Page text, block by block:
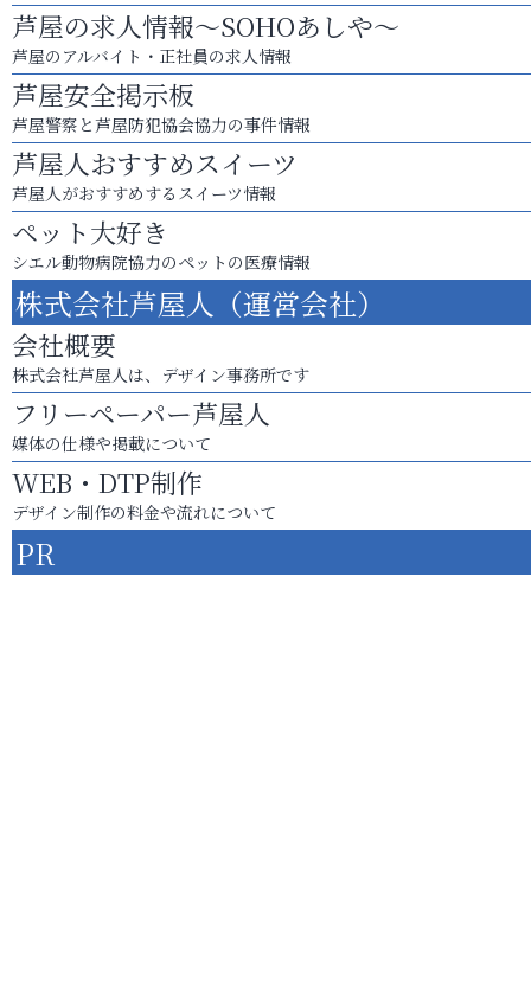
芦屋の求人情報～SOHOあしや～
芦屋のアルバイト・正社員の求人情報
芦屋安全掲示板
芦屋警察と芦屋防犯協会協力の事件情報
芦屋人おすすめスイーツ
芦屋人がおすすめするスイーツ情報
ペット大好き
シエル動物病院協力のペットの医療情報
株式会社芦屋人（運営会社）
会社概要
株式会社芦屋人は、デザイン事務所です
フリーペーパー芦屋人
媒体の仕様や掲載について
WEB・DTP制作
デザイン制作の料金や流れについて
PR